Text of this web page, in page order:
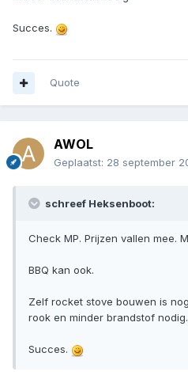
Succes.
Quote
AWOL
Geplaatst: 28 september
schreef Heksenboot:
Check MP. Prijzen vallen mee.
BBQ kan ook.
Zelf rocket stove bouwen is
rook en minder brandstof nodig.
Succes.